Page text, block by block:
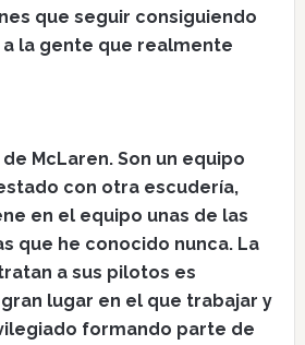
que seguir consiguiendo
la gente que realmente
McLaren. Son un equipo
con otra escudería,
en el equipo unas de las
que he conocido nunca. La
a sus pilotos es
lugar en el que trabajar y
formando parte de